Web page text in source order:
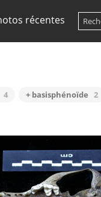
récentes
4 + basisphénoïde 2